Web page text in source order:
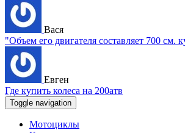
Вася
"Объем его двигателя составляет 700 см.
Евген
Где купить колеса на 200атв
Toggle navigation
Мотоциклы